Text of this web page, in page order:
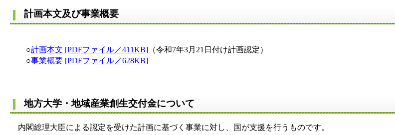
計画本文及び事業概要
○計画本文 [PDFファイル／411KB] （令和7年3月21日付け計画認定）
○事業概要 [PDFファイル／628KB]
地方大学・地域産業創生交付金について
内閣総理大臣による認定を受けた計画に基づく事業に対し、国が支援を行うものです。